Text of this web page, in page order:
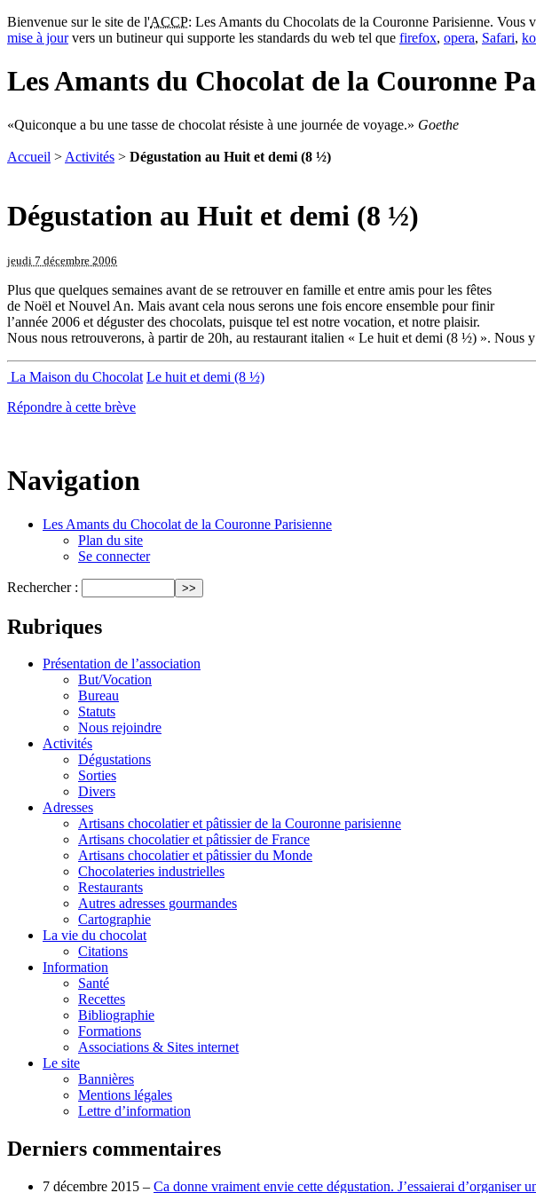
Bienvenue sur le site de l'ACCP: Les Amants du Chocolats de la Couronne Parisienne. Vous
mise à jourvers un butineur qui supporte les standards du web tel que firefox, opera, Safari,
Les Amants du Chocolat de la Couronne
Quiconque a bu une tasse de chocolat résiste à une journée de voyage. Goethe
Accueil > Activités > Dégustation au Huit et demi (8 ½)
Dégustation au Huit et demi (8 ½)
jeudi 7 décembre 2006
Plus que quelques semaines avant de se retrouver en famille et entre amis pour les fêtes
de Noël et Nouvel An. Mais avant cela nous serons une fois encore ensemble pour finir
l’année 2006 et déguster des chocolats, puisque tel est notre vocation, et notre plaisir.
Nous nous retrouverons, à partir de 20h, au restaurant italien « Le huit et demi (8 ½) ». Nous
La Maison du Chocolat Le huit et demi (8 ½)
Répondre à cette brève
Navigation
Les Amants du Chocolat de la Couronne Parisienne
Plan du site
Se connecter
Rechercher :
Rubriques
Présentation de l’association
But/Vocation
Bureau
Statuts
Nous rejoindre
Activités
Dégustations
Sorties
Divers
Adresses
Artisans chocolatier et pâtissier de la Couronne parisienne
Artisans chocolatier et pâtissier de France
Artisans chocolatier et pâtissier du Monde
Chocolateries industrielles
Restaurants
Autres adresses gourmandes
Cartographie
La vie du chocolat
Citations
Information
Santé
Recettes
Bibliographie
Formations
Associations & Sites internet
Le site
Bannières
Mentions légales
Lettre d’information
Derniers commentaires
7 décembre 2015 – Ca donne vraiment envie cette dégustation. J’essaierai d’organiser